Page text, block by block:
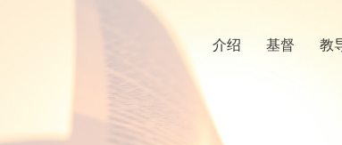
介绍 基督 教